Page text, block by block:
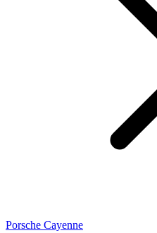
Porsche Cayenne